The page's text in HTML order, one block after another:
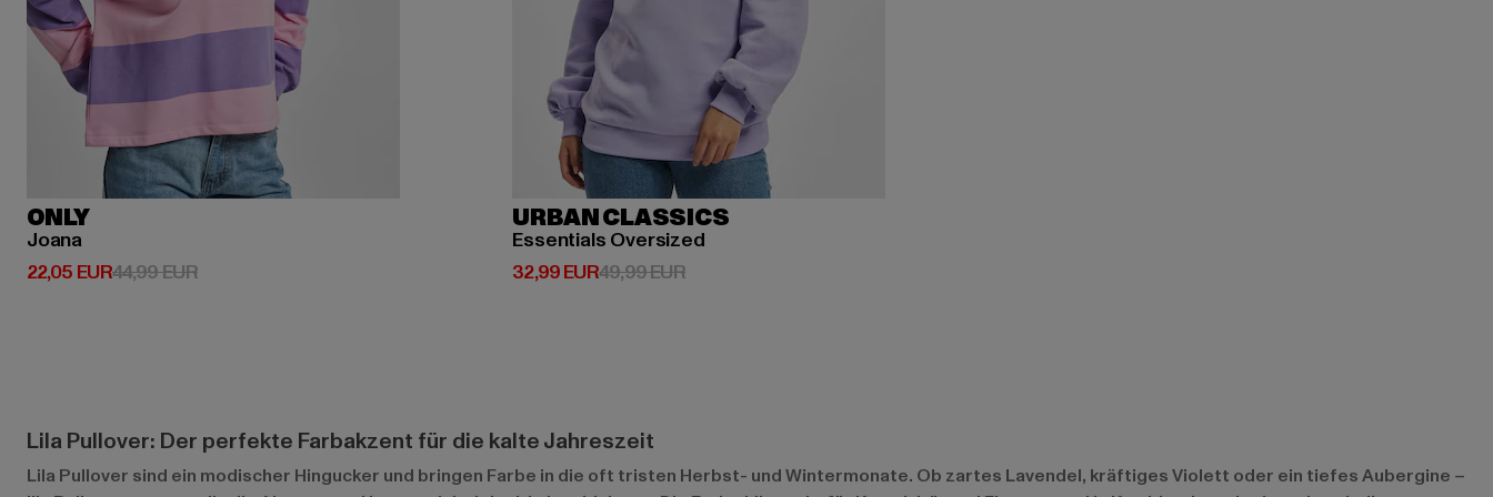
ONLY
Joana
22,05 EUR
Derzeitiger Preis: 22,05 EUR
44,99 EURAktionspreis: 44,99 EUR
URBAN CLASSICS
Essentials Oversized
32,99 EUR
Derzeitiger Preis: 32,99 EUR
49,99 EURAktionspreis: 49,99 EUR
Lila Pullover: Der perfekte Farbakzent für die kalte Jahreszeit
Lila Pullover sind ein modischer Hingucker und bringen Farbe in die oft tristen Herbst- und Wintermonate. Ob zartes Lavendel, kräftiges Violett oder ein tiefes Aubergine –